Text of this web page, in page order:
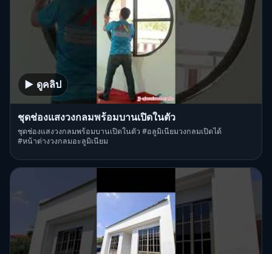
▶ ดูคลิป
ชุดช่องแสงวงกลมพร้อมบานเปิดในตัว
ชุดช่องแสงวงกลมพร้อมบานเปิดในตัว #อลูมิเนียมวงกลมเปิดได้
#หน้าต่างวงกลมอะลูมิเนียม